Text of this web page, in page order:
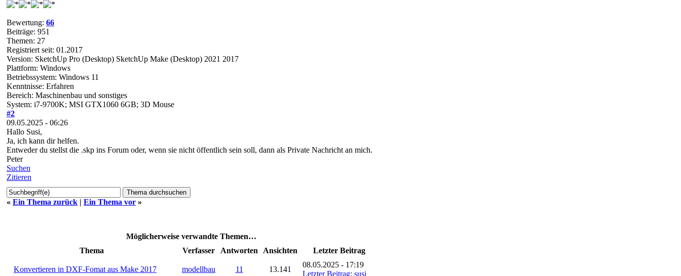
Bewertung: 66
Beiträge: 951
Themen: 27
Registriert seit: 01.2017
Version: SketchUp Pro (Desktop) SketchUp Make (Desktop) 2021 2017
Plattform: Windows
Betriebssystem: Windows 11
Kenntnisse: Erfahren
Bereich: Maschinenbau und sonstiges
System: i7-9700K; MSI GTX1060 6GB; 3D Mouse
#2
09.05.2025 - 06:26
Hallo Susi,
Ja, ich kann dir helfen.
Entweder du stellst die .skp ins Forum oder, wenn sie nicht öffentlich sein soll, dann als Private Nachricht an mich.
Peter
Suchen
Zitieren
« Ein Thema zurück | Ein Thema vor »
Möglicherweise verwandte Themen…
Thema
Verfasser Antworten Ansichten Letzter Beitrag
Konvertieren in DXF-Fomat aus Make 2017 modellbau 11 13.141
08.05.2025 - 17:19
Letzter Beitrag: susi